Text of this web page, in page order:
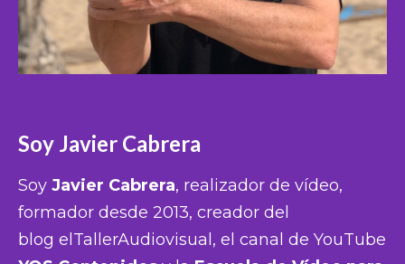
Soy Javier Cabrera
Soy Javier Cabrera, realizador de vídeo,
formador desde 2013, creador del
blog elTallerAudiovisual, el canal de YouTube